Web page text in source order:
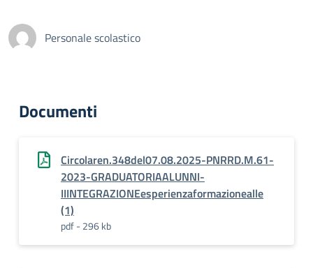
Personale scolastico
Documenti
Circolaren.348del07.08.2025-PNRRD.M.61-
2023-GRADUATORIAALUNNI-
IIINTEGRAZIONEesperienzaformazionealle
(1)
pdf - 296 kb